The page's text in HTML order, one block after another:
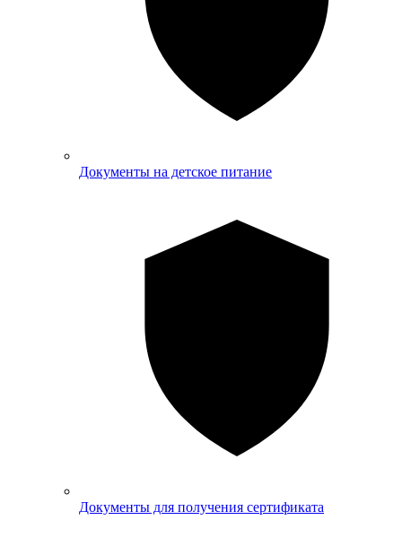
Документы на детское питание
Документы для получения сертификата